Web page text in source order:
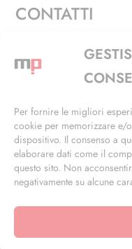
Per fornire le migliori
cookie per memorizzare e/
dispositivo. Il consenso a
elaborare dati come il
questo sito. Non
negativamente su alcune
CONTATTI
Via Alfieri, 27 -
+39 02 4846
info@masterphil.it